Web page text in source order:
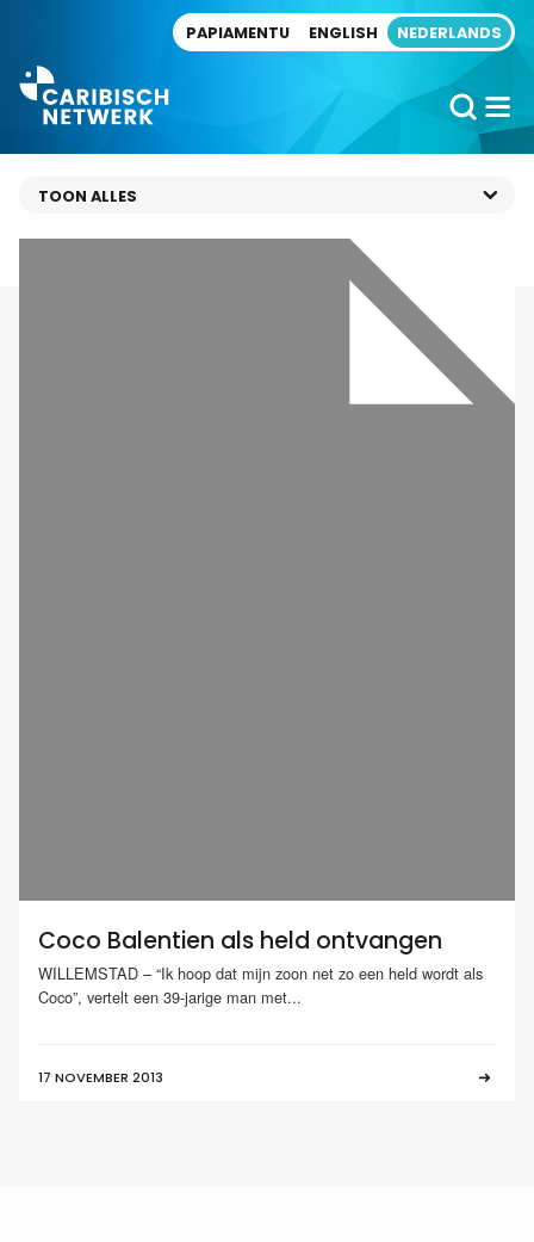
PAPIAMENTU ENGLISH NEDERLANDS
Coco Balentien als held ontvangen
WILLEMSTAD – “Ik hoop dat mijn zoon net zo een held wordt als
Coco”, vertelt een 39-jarige man met...
17 NOVEMBER 2013